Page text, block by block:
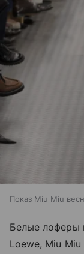
Показ Miu Miu
Белые лоферы
Loewe, Miu